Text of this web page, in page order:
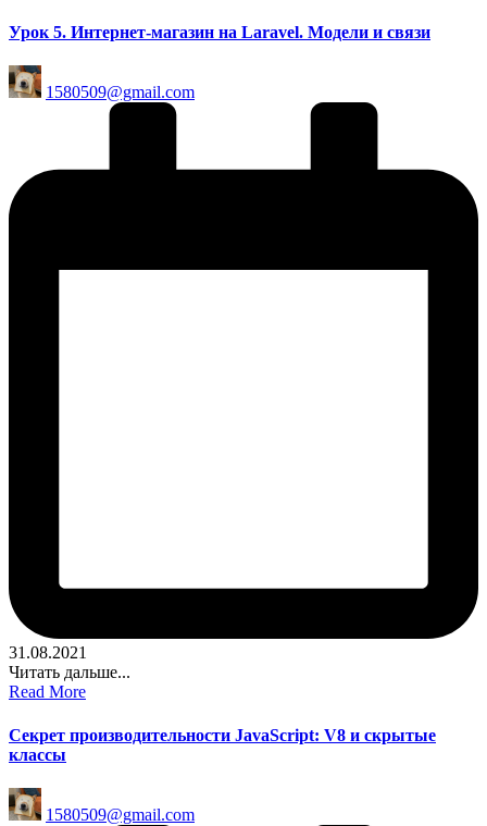
Урок 5. Интернет-магазин на Laravel. Модели и связи
Posted
by
1580509@gmail.com
31.08.2021
Читать дальше...
Read More
Секрет производительности JavaScript: V8 и скрытые
классы
Posted
by
1580509@gmail.com